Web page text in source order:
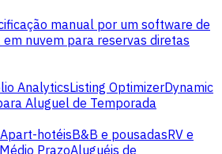
manual por um software de
nuvem para reservas diretas
AnalyticsListing OptimizerDynamic
Aluguel de Temporada
Apart-hotéisB&B e pousadasRV e
PrazoAluguéis de